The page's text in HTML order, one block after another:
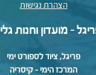
הצהרת נגישות
- מועדון וחנות
פריגל, ציוד לספורט ימי
המרכז הימי – קיסריה